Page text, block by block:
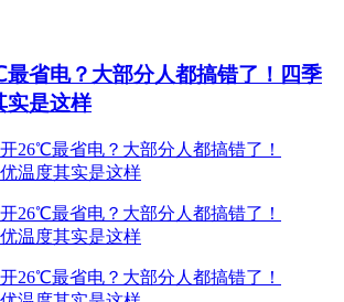
省电？大部分人都搞错了！四季
实是这样